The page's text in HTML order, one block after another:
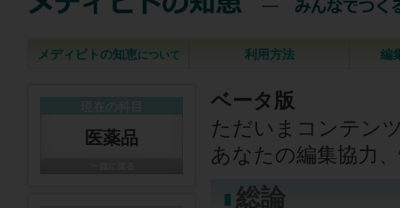
メディビトの知恵について 利用方法 編
ベータ版
ただいまコンテン
あなたの編集協力
総論
医薬品